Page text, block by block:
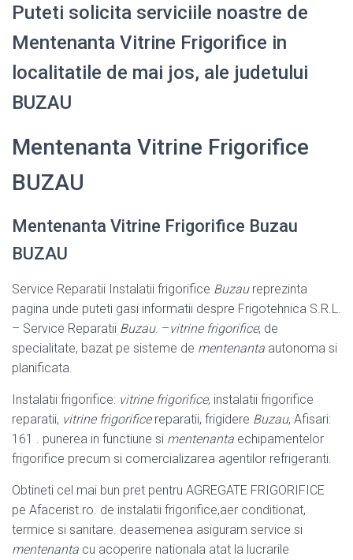
Puteti solicita serviciile noastre de
Mentenanta Vitrine Frigorifice in
localitatile de mai jos, ale judetului
BUZAU
Mentenanta Vitrine Frigorifice
BUZAU
Mentenanta Vitrine Frigorifice Buzau
BUZAU
Service Reparatii Instalatii frigorifice Buzaureprezinta
pagina unde puteti gasi informatii despre Frigotehnica S.R.L.
– Service Reparatii Buzau. –vitrine frigorifice; de
specialitate, bazat pe sisteme de mentenanta autonoma si
planificata.
Instalatii frigorifice: vitrine frigorifice, instalatii frigorifice
reparatii, vitrine frigorificereparatii, frigidere Buzau, Afisari:
161 . punerea in functiune si mentenanta echipamentelor
frigorifice precum si comercializarea agentilor refrigeranti.
Obtineti cel mai bun pret pentru AGREGATE FRIGORIFICE
pe Afacerist.ro. de instalatii frigorifice,aer conditionat,
termice si sanitare. deasemenea asiguram service si
mentenanta cu acoperire nationala atat la lucrarile